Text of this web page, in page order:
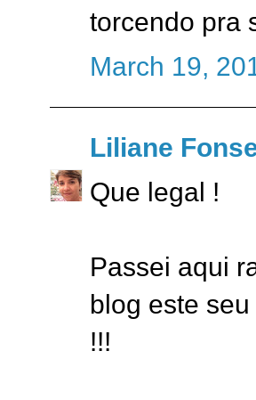
torcendo pra
March 19,
Liliane
Que legal !
Passei aqui
blog este
!!!